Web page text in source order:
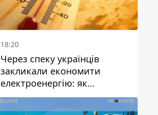
18:20
Через спеку українців
закликали економити
електроенергію: як
уникнути перевантаження
мереж